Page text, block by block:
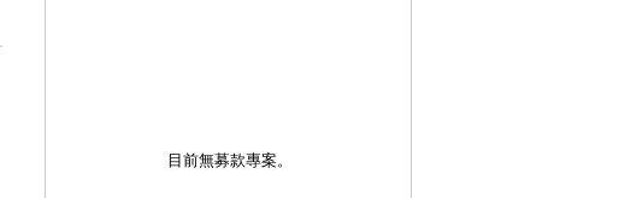
目前無募款專案。